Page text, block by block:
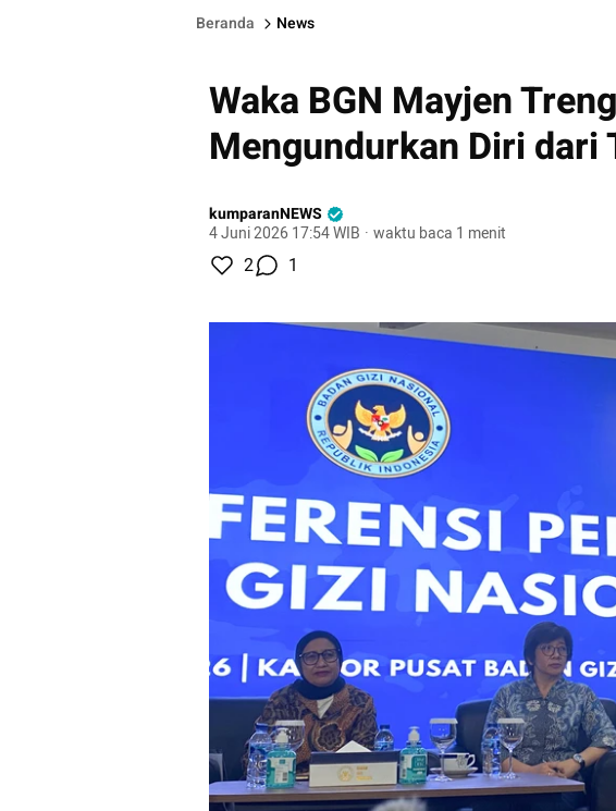
Beranda News
Waka BGN Mayjen
Mengundurkan Diri dari
kumparanNEWS
4 Juni 2026 17:54 WIB · waktu baca 1 menit
2 1